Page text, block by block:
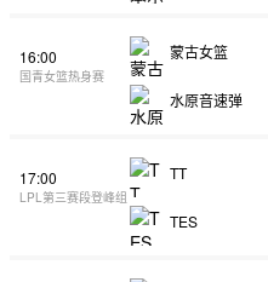
16:00
国青女篮热身赛
蒙古女篮
水原音速弹
17:00
LPL第三赛段登峰组
TT
TES